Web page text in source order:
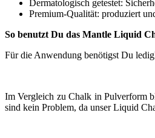
Dermatologisch getestet:
Premium-Qualität: produziert
So benutzt Du das Mantle Liquid
Für die Anwendung benötigst Du
Im Vergleich zu Chalk in Pulverform
sind kein Problem, da unser Liquid